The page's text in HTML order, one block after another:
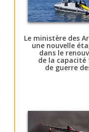
Le ministère des
une nouvelle
dans le
de la capacité
de guerre